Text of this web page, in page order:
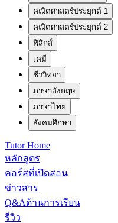
คณิตศาสตร์ประยุกต์ 1
คณิตศาสตร์ประยุกต์ 2
ฟิสิกส์
เคมี
ชีววิทยา
ภาษาอังกฤษ
ภาษาไทย
สังคมศึกษา
Tutor Home
หลักสูตร
คอร์สที่เปิดสอน
ข่าวสาร
Q&Aด้านการเรียน
รีวิว